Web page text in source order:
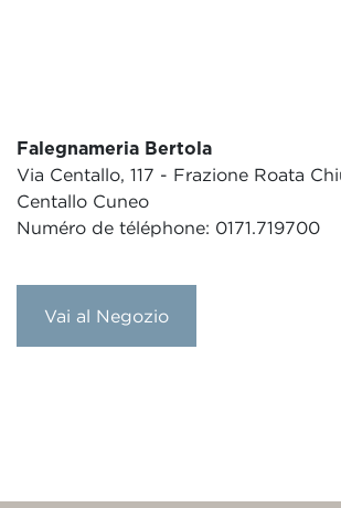
Falegnameria Bertola
Via Centallo, 117 - Frazione Roata
Centallo Cuneo
Numéro de téléphone: 0171.719700
Vai al Negozio